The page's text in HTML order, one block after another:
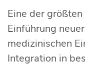
Eine der
Einführung
medizinischen
Integration in